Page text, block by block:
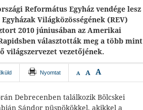
Református Egyház vendége lesz
Világközösségének (REV)
2010 júniusában az Amerikai
választották meg a több mint
világszervezet vezetőjének.
Nyomtat A A A
Debrecenben találkozik Bölcskei
Sándor püspökökkel, akikkel a